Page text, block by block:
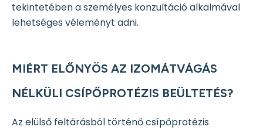
tekintetében a személyes konzultáció alkalmával
lehetséges véleményt adni.
MIÉRT ELŐNYÖS AZ IZOMÁTVÁGÁS
NÉLKÜLI CSÍPŐPROTÉZIS BEÜLTETÉS?
Az elülső feltárásból történő csípőprotézis